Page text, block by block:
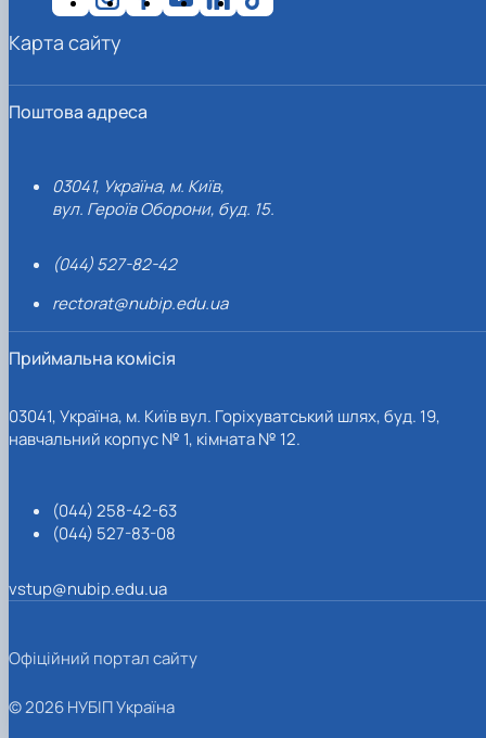
Поштова адреса
03041, Україна, м. Київ,
вул. Героїв Оборони, буд. 15.
(044) 527-82-42
rectorat@nubip.edu.ua
Приймальна комісія
03041, Україна, м. Київ вул. Горіхуватський шлях, буд. 19,
навчальний корпус № 1, кімната № 12.
(044) 258-42-63
(044) 527-83-08
vstup@nubip.edu.ua
Карта сайту
Офіційний портал сайту
© 2026 НУБІП Україна